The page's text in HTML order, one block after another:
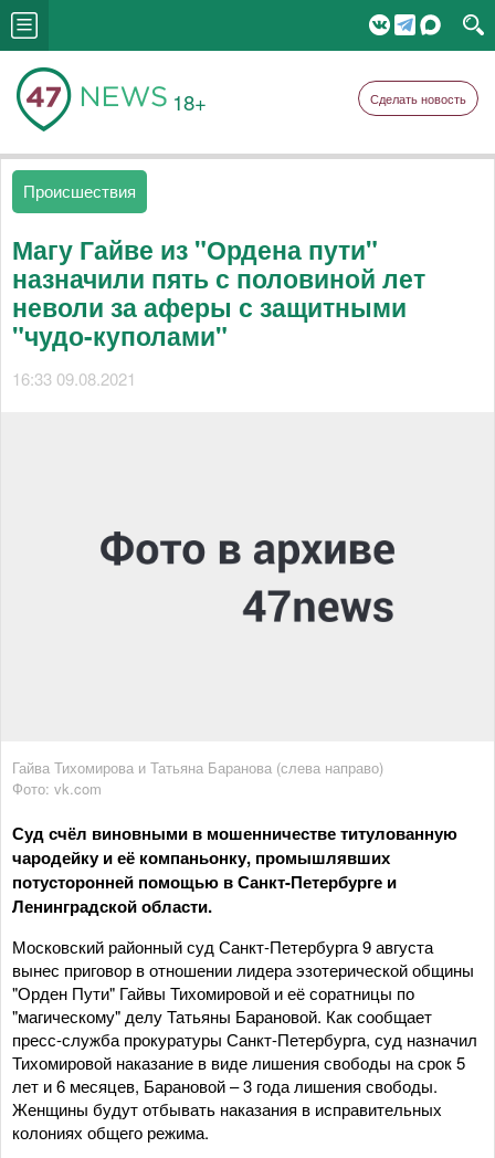
18+ Сделать новость
Происшествия
Магу Гайве из "Ордена пути"
назначили пять с половиной лет
неволи за аферы с защитными
"чудо-куполами"
16:33 09.08.2021
Гайва Тихомирова и Татьяна Баранова (слева направо)
Фото: vk.com
Суд счёл виновными в мошенничестве титулованную
чародейку и её компаньонку, промышлявших
потусторонней помощью в Санкт-Петербурге и
Ленинградской области.
Московский районный суд Санкт-Петербурга 9 августа
вынес приговор в отношении лидера эзотерической общины
"Орден Пути" Гайвы Тихомировой и её соратницы по
"магическому" делу Татьяны Барановой. Как сообщает
пресс-служба прокуратуры Санкт-Петербурга, суд назначил
Тихомировой наказание в виде лишения свободы на срок 5
лет и 6 месяцев, Барановой – 3 года лишения свободы.
Женщины будут отбывать наказания в исправительных
колониях общего режима.